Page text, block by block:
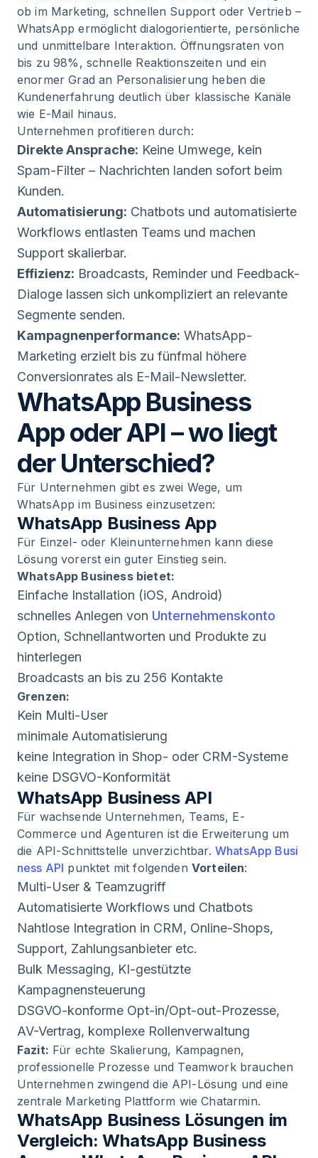
ob im Marketing, schnellen Support oder Vertrieb –
WhatsApp ermöglicht dialogorientierte, persönliche
und unmittelbare Interaktion. Öffnungsraten von
bis zu 98%, schnelle Reaktionszeiten und ein
enormer Grad an Personalisierung heben die
Kundenerfahrung deutlich über klassische Kanäle
wie E-Mail hinaus.
Unternehmen profitieren durch:
Direkte Ansprache: Keine Umwege, kein
Spam-Filter – Nachrichten landen sofort beim
Kunden.
Automatisierung: Chatbots und automatisierte
Workflows entlasten Teams und machen
Support skalierbar.
Effizienz: Broadcasts, Reminder und Feedback-
Dialoge lassen sich unkompliziert an relevante
Segmente senden.
Kampagnenperformance: WhatsApp-
Marketing erzielt bis zu fünfmal höhere
Conversionrates als E-Mail-Newsletter.
WhatsApp Business
App oder API – wo liegt
der Unterschied?
Für Unternehmen gibt es zwei Wege, um
WhatsApp im Business einzusetzen:
WhatsApp Business App
Für Einzel- oder Kleinunternehmen kann diese
Lösung vorerst ein guter Einstieg sein.
WhatsApp Business bietet:
Einfache Installation (iOS, Android)
schnelles Anlegen von Unternehmenskonto
Option, Schnellantworten und Produkte zu
hinterlegen
Broadcasts an bis zu 256 Kontakte
Grenzen:
Kein Multi-User
minimale Automatisierung
keine Integration in Shop- oder CRM-Systeme
keine DSGVO-Konformität
WhatsApp Business API
Für wachsende Unternehmen, Teams, E-
Commerce und Agenturen ist die Erweiterung um
die API-Schnittstelle unverzichtbar. WhatsApp Busi
ness API punktet mit folgenden Vorteilen:
Multi-User & Teamzugriff
Automatisierte Workflows und Chatbots
Nahtlose Integration in CRM, Online-Shops,
Support, Zahlungsanbieter etc.
Bulk Messaging, KI-gestützte
Kampagnensteuerung
DSGVO-konforme Opt-in/Opt-out-Prozesse,
AV-Vertrag, komplexe Rollenverwaltung
Fazit: Für echte Skalierung, Kampagnen,
professionelle Prozesse und Teamwork brauchen
Unternehmen zwingend die API-Lösung und eine
zentrale Marketing Plattform wie Chatarmin.
WhatsApp Business Lösungen im
Vergleich: WhatsApp Business